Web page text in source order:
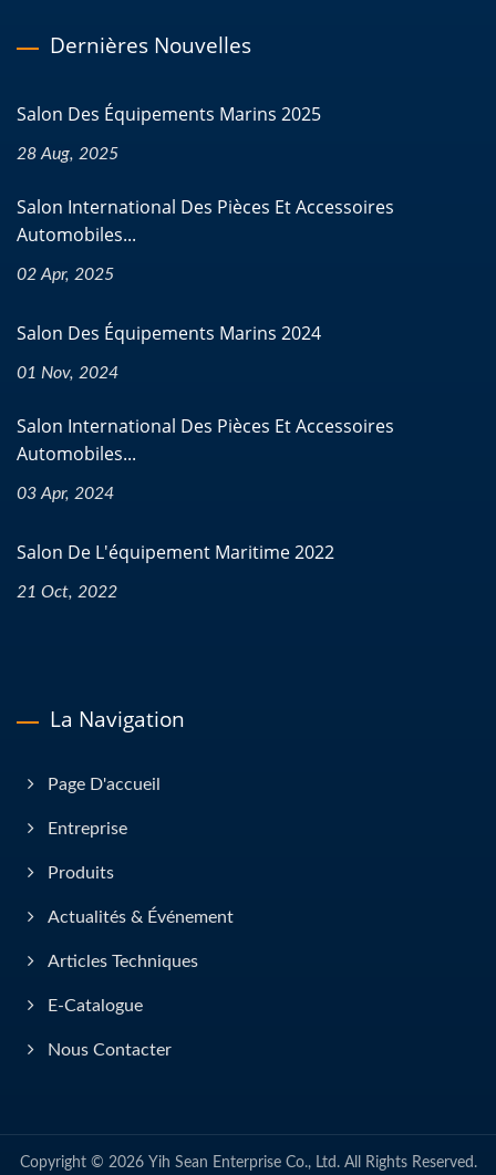
Dernières Nouvelles
Salon Des Équipements Marins 2025
28 Aug, 2025
Salon International Des Pièces Et Accessoires
Automobiles...
02 Apr, 2025
Salon Des Équipements Marins 2024
01 Nov, 2024
Salon International Des Pièces Et Accessoires
Automobiles...
03 Apr, 2024
Salon De L'équipement Maritime 2022
21 Oct, 2022
La Navigation
Page D'accueil
Entreprise
Produits
Actualités & Événement
Articles Techniques
E-Catalogue
Nous Contacter
Copyright © 2026 Yih Sean Enterprise Co., Ltd.All Rights Reserved.